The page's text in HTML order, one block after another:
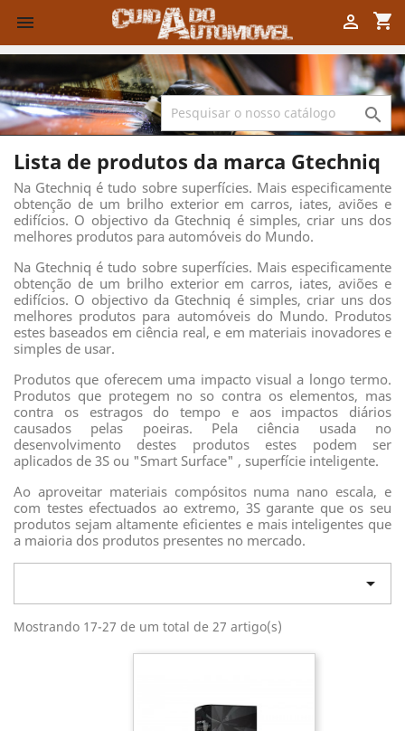
 shopping_cart


Lista de produtos da marca Gtechniq
Na Gtechniq é tudo sobre superfícies. Mais especificamente
obtenção de um brilho exterior em carros, iates, aviões e
edifícios. O objectivo da Gtechniq é simples, criar uns dos
melhores produtos para automóveis do Mundo.
Na Gtechniq é tudo sobre superfícies. Mais especificamente
obtenção de um brilho exterior em carros, iates, aviões e
edifícios. O objectivo da Gtechniq é simples, criar uns dos
melhores produtos para automóveis do Mundo. Produtos
estes baseados em ciência real, e em materiais inovadores e
simples de usar.
Produtos que oferecem uma impacto visual a longo termo.
Produtos que protegem no so contra os elementos, mas
contra os estragos do tempo e aos impactos diários
causados pelas poeiras. Pela ciência usada no
desenvolvimento destes produtos estes podem ser
aplicados de 3S ou "Smart Surface" , superfície inteligente.
Ao aproveitar materiais compósitos numa nano escala, e
com testes efectuados ao extremo, 3S garante que os seu
produtos sejam altamente eficientes e mais inteligentes que
a maioria dos produtos presentes no mercado.

Mostrando 17-27 de um total de 27 artigo(s)